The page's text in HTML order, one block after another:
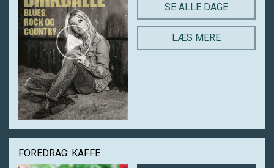
SE ALLE DAGE
LÆS MERE
FOREDRAG: KAFFE